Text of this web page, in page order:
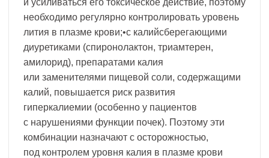
необходимо регулярно контролировать уровень
лития в плазме крови;•с калийсберегающими
диуретиками (спиронолактон, триамтерен,
амилорид), препаратами калия
или заменителями пищевой соли, содержащими
калий, повышается риск развития
гиперкалиемии (особенно у пациентов
с нарушениями функции почек). Поэтому эти
комбинации назначают с осторожностью,
под контролем уровня калия в плазме крови